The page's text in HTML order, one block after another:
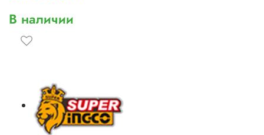
В наличии